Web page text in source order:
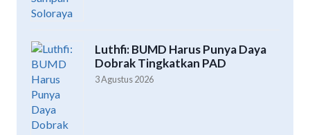
Luthfi: BUMD Harus Punya Daya
Dobrak Tingkatkan PAD
3 Agustus 2026